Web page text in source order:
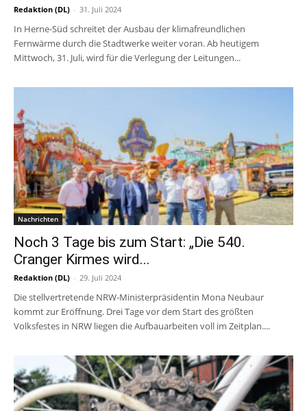
Redaktion (DL) - 31. Juli 2024
In Herne-Süd schreitet der Ausbau der klimafreundlichen
Fernwärme durch die Stadtwerke weiter voran. Ab heutigem
Mittwoch, 31. Juli, wird für die Verlegung der Leitungen...
Nachrichten
Noch 3 Tage bis zum Start: „Die 540.
Cranger Kirmes wird...
Redaktion (DL) - 29. Juli 2024
Die stellvertretende NRW-Ministerpräsidentin Mona Neubaur
kommt zur Eröffnung. Drei Tage vor dem Start des größten
Volksfestes in NRW liegen die Aufbauarbeiten voll im Zeitplan....